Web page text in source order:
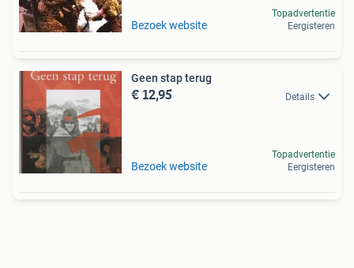
Bezoek website
Topadvertentie
Eergisteren
Geen stap terug
€ 12,95 Details
Bezoek website
Topadvertentie
Eergisteren